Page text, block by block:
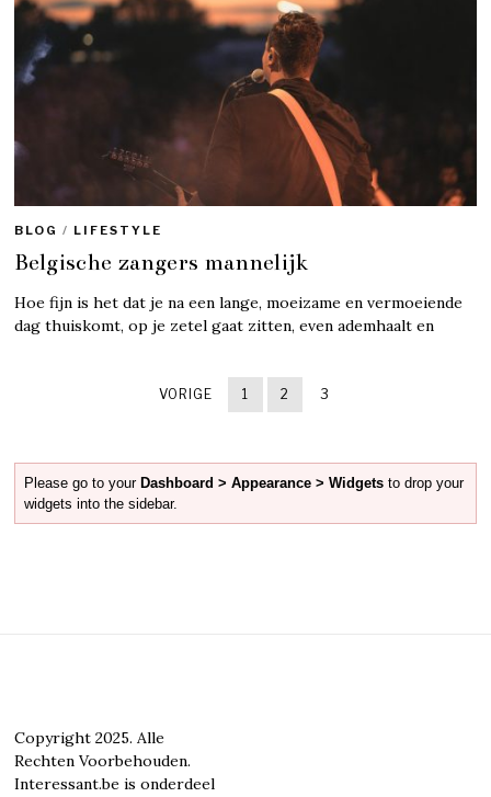
BLOG / LIFESTYLE
Belgische zangers mannelijk
Hoe fijn is het dat je na een lange, moeizame en vermoeiende
dag thuiskomt, op je zetel gaat zitten, even ademhaalt en
VORIGE 1 2 3
Please go to yourDashboard > Appearance > Widgets to drop your
widgets into the sidebar.
Copyright 2025. Alle
Rechten Voorbehouden.
Interessant.be is onderdeel